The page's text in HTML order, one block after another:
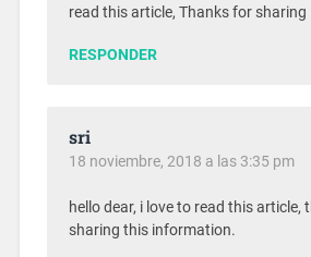
read this article, Thanks for sharing
RESPONDER
sri
18 noviembre, 2018 a las 3:35 pm
hello dear, i love to read this article,
sharing this information.